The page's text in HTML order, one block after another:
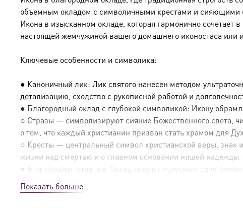
объемным окладом с символичными крестами и сияющими
Икона в изысканном окладе, которая гармонично сочетает
настоящей жемчужиной вашего домашнего иконостаса
Ключевые особенности и символика:
● Каноничный лик: Лик святого нанесен методом
детализацию, сходство с рукописной работой и
● Благородный оклад с глубокой символикой: Икону
○ Стразы — символизируют сияние Божественного света,
о том, что каждый христианин призван стать храмом для
○ Кресты — центральный символ христианской веры, знак
жизни над смертью и о главном основании нашей надежды.
● Благородная отделка: Оклад покрыт искусным
● Эксклюзивные детали:
Показать больше